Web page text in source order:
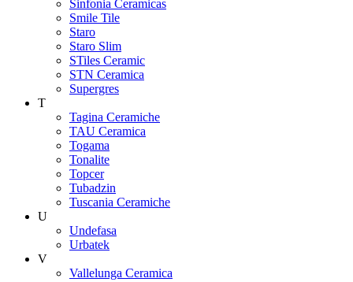
Sinfonia Ceramicas
Smile Tile
Staro
Staro Slim
STiles Ceramic
STN Ceramica
Supergres
T
Tagina Ceramiche
TAU Ceramica
Togama
Tonalite
Topcer
Tubadzin
Tuscania Ceramiche
U
Undefasa
Urbatek
V
Vallelunga Ceramica